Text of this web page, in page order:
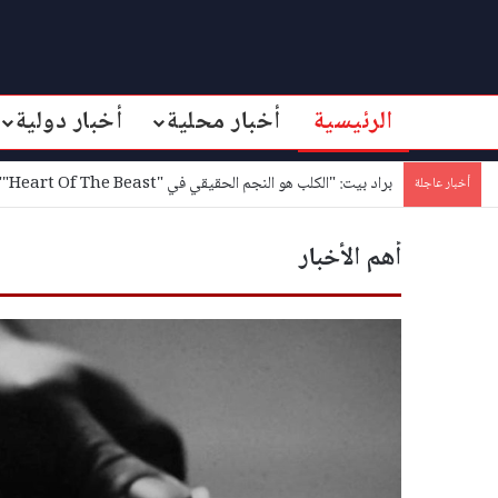
الرئيسية أخبار محلية أخبار دولية
أخبار عاجلة براد بيت: "الكلب هو النجم الحقيقي في "Heart Of The Beast""
أهم الأخبار